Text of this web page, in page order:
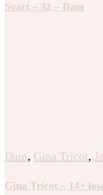
Svart – 32 – Dam
Dam, Gina Tricot,
Gina Tricot – 14+